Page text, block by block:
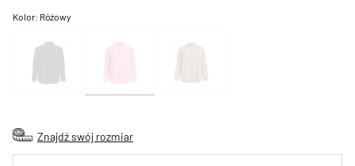
Kolor: Różowy
Znajdź swój rozmiar